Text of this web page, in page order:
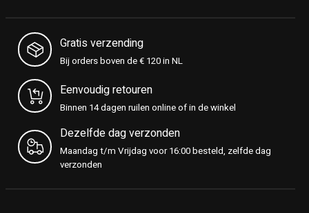
Gratis verzending
Bij orders boven de € 120 in NL
Eenvoudig retouren
Binnen 14 dagen ruilen online of in de winkel
Dezelfde dag verzonden
Maandag t/m Vrijdag voor 16:00 besteld, zelfde dag
verzonden